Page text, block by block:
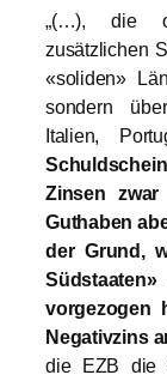
„(…), die
zusätzlichen
«soliden»
sondern
Italien,
Zinsen
Guthaben
der Grund,
vorgezogen
Negativzins
die EZB die